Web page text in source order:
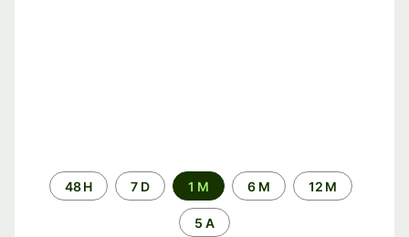
Periodo48 H 7 D 1 M 6 M 12 M
5 A